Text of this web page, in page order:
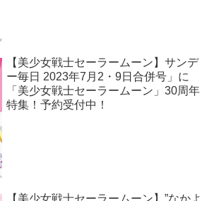
【美少女戦士セーラームーン】サンデ
ー毎日 2023年7月2・9日合併号」に
「美少女戦士セーラームーン」30周年
特集！予約受付中！
【美少女戦士セーラームーン】”なかよ